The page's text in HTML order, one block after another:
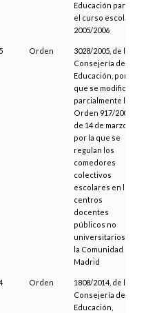
Educación para
el curso escolar
2005/2006
Orden
3028/2005, de la
Consejería de
Educación, por la
que se modifica
parcialmente la
Orden 917/2002,
de 14 de marzo,
por la que se
regulan los
comedores
colectivos
escolares en los
centros
docentes
públicos no
universitarios de
la Comunidad de
Madrid
Orden
1808/2014, de la
Consejería de
Educación,